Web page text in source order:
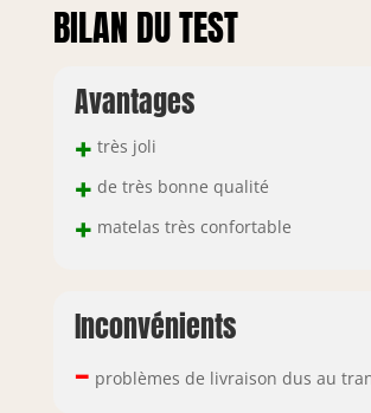
BILAN DU TEST
Avantages
+ très joli
+ de très bonne qualité
+ matelas très confortable
Inconvénients
– problèmes de livraison dus au